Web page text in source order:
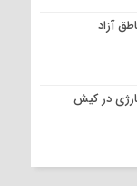
آزاد
در کیش